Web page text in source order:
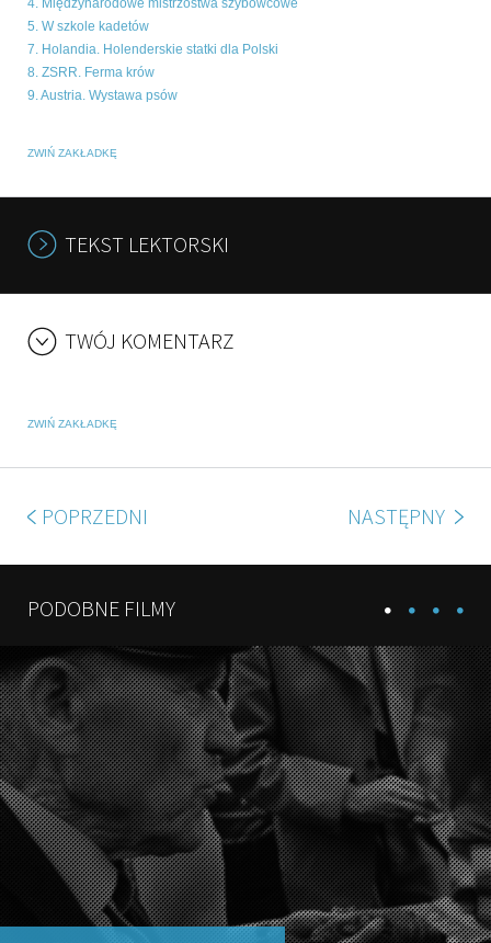
4. Międzynarodowe mistrzostwa szybowcowe
5. W szkole kadetów
7. Holandia. Holenderskie statki dla Polski
8. ZSRR. Ferma krów
9. Austria. Wystawa psów
ZWIŃ ZAKŁADKĘ
TEKST LEKTORSKI
TWÓJ KOMENTARZ
ZWIŃ ZAKŁADKĘ
POPRZEDNI NASTĘPNY
PODOBNE FILMY